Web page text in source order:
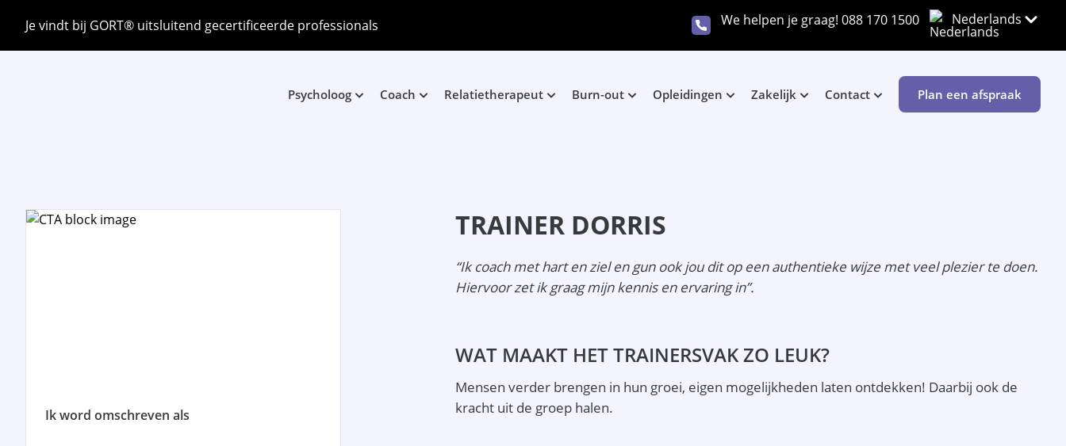
Je vindt bij GORT® uitsluitend gecertificeerde professionals We helpen je graag! 088 170 1500 Nederlands
Psycholoog Coach Relatietherapeut Burn-out Opleidingen Zakelijk Contact Plan een afspraak
TRAINER DORRIS
“Ik coach met hart en ziel en gun ook jou dit op een authentieke wijze met veel plezier te doen.
Hiervoor zet ik graag mijn kennis en ervaring in”.
WAT MAAKT HET TRAINERSVAK ZO LEUK?
Mensen verder brengen in hun groei, eigen mogelijkheden laten ontdekken! Daarbij ook de
kracht uit de groep halen.
Ik word omschreven als